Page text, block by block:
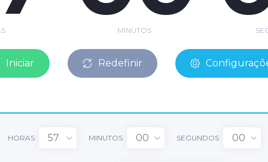
MINUTOS
Iniciar Redefinir
HORAS 57 MINUTOS 00 SEGUNDOS 00